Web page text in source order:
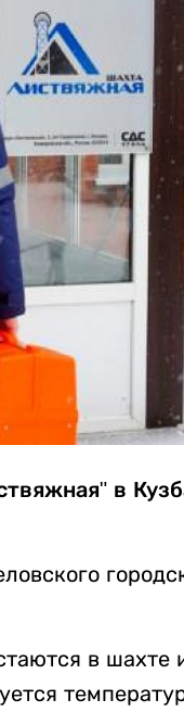
в
в шахте